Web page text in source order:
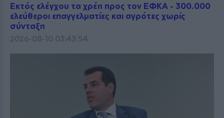
Εκτός ελέγχου τα χρέη προς τον ΕΦΚΑ - 300.000
ελεύθεροι επαγγελματίες και αγρότες χωρίς
σύνταξη
2026-08-10 03:43:54